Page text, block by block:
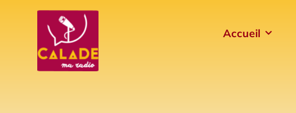
Accueil